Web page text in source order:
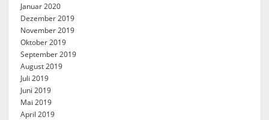
Januar 2020
Dezember 2019
November 2019
Oktober 2019
September 2019
August 2019
Juli 2019
Juni 2019
Mai 2019
April 2019